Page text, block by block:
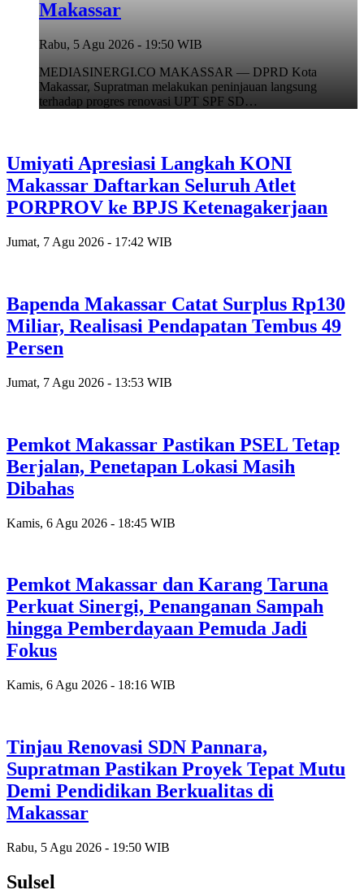
Makassar
Rabu, 5 Agu 2026 - 19:50 WIB
MEDIASINERGI.CO MAKASSAR — DPRD Kota
Makassar, Supratman melakukan peninjauan langsung
terhadap progres renovasi UPT SPF SD…
Umiyati Apresiasi Langkah KONI
Makassar Daftarkan Seluruh Atlet
PORPROV ke BPJS Ketenagakerjaan
Jumat, 7 Agu 2026 - 17:42 WIB
Bapenda Makassar Catat Surplus Rp130
Miliar, Realisasi Pendapatan Tembus 49
Persen
Jumat, 7 Agu 2026 - 13:53 WIB
Pemkot Makassar Pastikan PSEL Tetap
Berjalan, Penetapan Lokasi Masih
Dibahas
Kamis, 6 Agu 2026 - 18:45 WIB
Pemkot Makassar dan Karang Taruna
Perkuat Sinergi, Penanganan Sampah
hingga Pemberdayaan Pemuda Jadi
Fokus
Kamis, 6 Agu 2026 - 18:16 WIB
Tinjau Renovasi SDN Pannara,
Supratman Pastikan Proyek Tepat Mutu
Demi Pendidikan Berkualitas di
Makassar
Rabu, 5 Agu 2026 - 19:50 WIB
Sulsel